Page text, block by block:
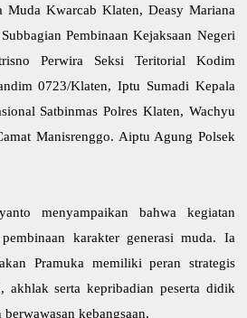
Kwarcab Klaten, Deasy Mariana
Pembinaan Kejaksaan Negeri
Perwira Seksi Teritorial Kodim
0723/Klaten, Iptu Sumadi Kepala
Satbinmas Polres Klaten, Wachyu
Manisrenggo. Aiptu Agung Polsek
menyampaikan bahwa kegiatan
karakter generasi muda. Ia
Pramuka memiliki peran strategis
akhlak serta kepribadian peserta didik
kebangsaan.